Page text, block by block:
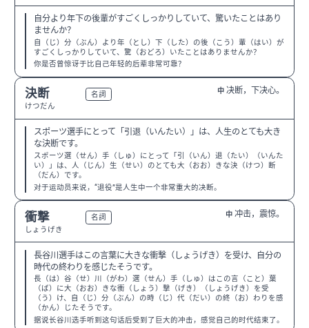
自分より年下の後輩がすごくしっかりしていて、驚いたことはあり
ませんか？
自（じ）分（ぶん）より年（とし）下（した）の後（こう）輩（はい）が
すごくしっかりしていて、驚（おどろ）いたことはありませんか？
你是否曾惊讶于比自己年轻的后辈非常可靠？
決断
けつだん
名詞 中 决断，下决心。
スポーツ選手にとって「引退（いんたい）」は、人生のとても大き
な決断です。
スポーツ選（せん）手（しゅ）にとって「引（いん）退（たい）（いんた
い）」は、人（じん）生（せい）のとても大（おお）きな決（けつ）断
（だん）です。
对于运动员来说，“退役”是人生中一个非常重大的决断。
衝撃
しょうげき
名詞 中 冲击，震惊。
長谷川選手はこの言葉に大きな衝撃（しょうげき）を受け、自分の
時代の終わりを感じたそうです。
長（は）谷（せ）川（がわ）選（せん）手（しゅ）はこの言（こと）葉
（ば）に大（おお）きな衝（しょう）撃（げき）（しょうげき）を受
（う）け、自（じ）分（ぶん）の時（じ）代（だい）の終（お）わりを感
（かん）じたそうです。
据说长谷川选手听到这句话后受到了巨大的冲击，感觉自己的时代结束了。